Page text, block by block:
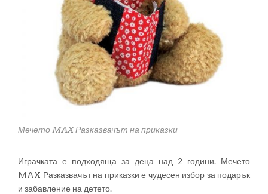
Мечето MAX Разказвачът на приказки
Играчката е подходяща за деца над 2 години. Мечето
MAX Разказвачът на приказки е чудесен избор за подарък
и забавление на детето.